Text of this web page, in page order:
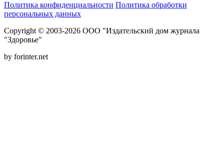
Политика конфиденциальности Политика обработки
персональных данных
Copyright © 2003-2026 ООО "Издательский дом журнала
"Здоровье"
by forinter.net